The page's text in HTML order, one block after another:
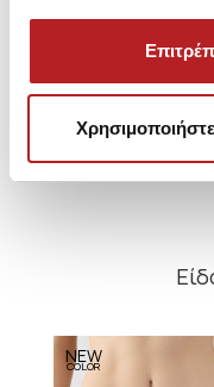
Cozy Rib TENCEL™
Γυναικείο Rio
NEW
COLOR